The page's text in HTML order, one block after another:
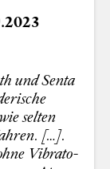
und Senta
selten
[…].
Vibrato-